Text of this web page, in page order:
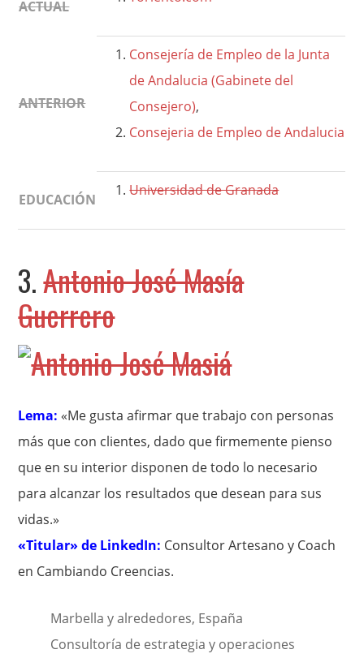
ACTUAL
ANTERIOR
Consejería de Empleo de la Junta
de Andalucia (Gabinete del
Consejero),
Consejeria de Empleo de Andalucia
EDUCACIÓN
Universidad de Granada
3.Antonio José Masía
Guerrero
Lema: «Me gusta afirmar que trabajo con personas
más que con clientes, dado que firmemente pienso
que en su interior disponen de todo lo necesario
para alcanzar los resultados que desean para sus
vidas.»
«Titular» de LinkedIn: Consultor Artesano y Coach
en Cambiando Creencias.
Marbella y alrededores, España
Consultoría de estrategia y operaciones